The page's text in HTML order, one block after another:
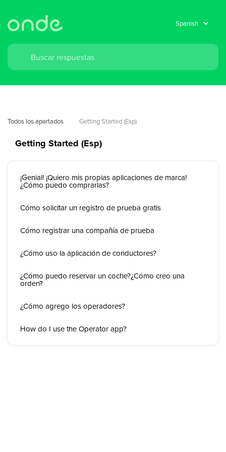
Todos los apartados Getting Started (Esp)
Getting Started (Esp)
¡Genial! ¡Quiero mis propias aplicaciones de marca!
¿Cómo puedo comprarlas?
Cómo solicitar un registro de prueba gratis
Cómo registrar una compañía de prueba
¿Cómo uso la aplicación de conductores?
¿Cómo puedo reservar un coche?¿Cómo creo una
orden?
¿Cómo agrego los operadores?
How do I use the Operator app?